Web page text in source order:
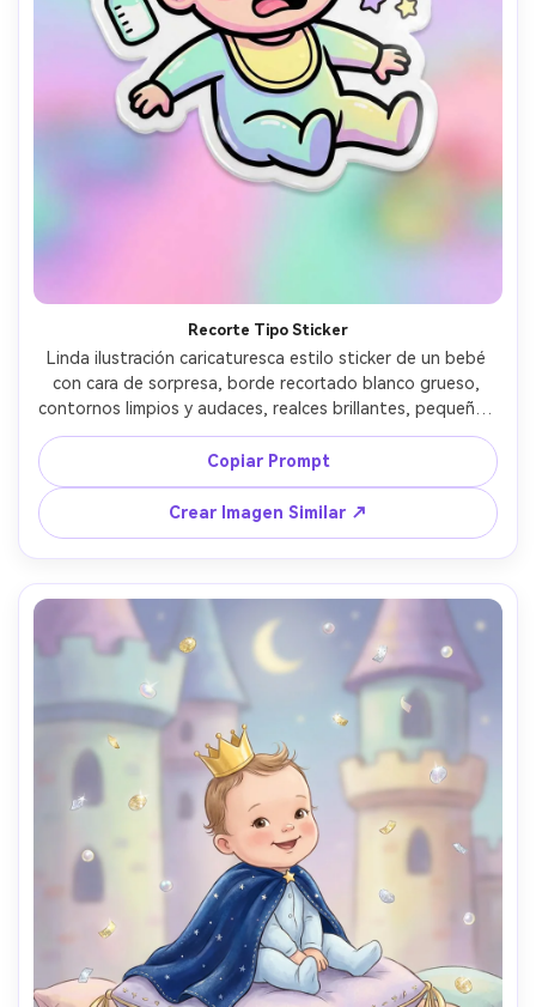
Recorte Tipo Sticker
Linda ilustración caricaturesca estilo sticker de un bebé
con cara de sorpresa, borde recortado blanco grueso,
contornos limpios y audaces, realces brillantes, pequeños
íconos como biberón, sonajero y estrellas alrededor,
paleta vibrante de pasteles, diseñado como sticker
premium, lente de 85mm, poca profundidad de campo --
ar 4:5
Copiar Prompt
Crear Imagen Similar ↗